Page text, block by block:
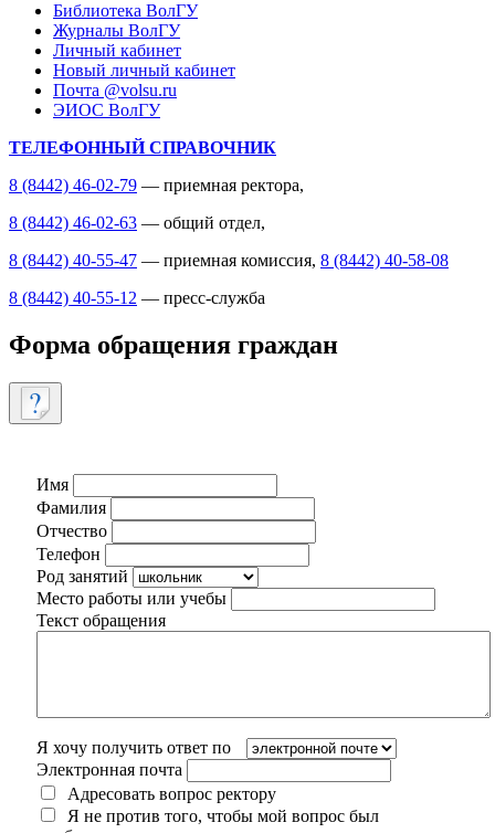
Библиотека ВолГУ
Журналы ВолГУ
Личный кабинет
Новый личный кабинет
Почта @volsu.ru
ЭИОС ВолГУ
ТЕЛЕФОННЫЙ СПРАВОЧНИК
8 (8442) 46-02-79 — приемная ректора,
8 (8442) 46-02-63 — общий отдел,
8 (8442) 40-55-47 — приемная комиссия, 8 (8442) 40-58-08
8 (8442) 40-55-12 — пресс-служба
Форма обращения граждан
Имя
Фамилия
Отчество
Телефон
Род занятий
Место работы или учебы
Текст обращения
Я хочу получить ответ по
Электронная почта
Адресовать вопрос ректору
Я не против того, чтобы мой вопрос был